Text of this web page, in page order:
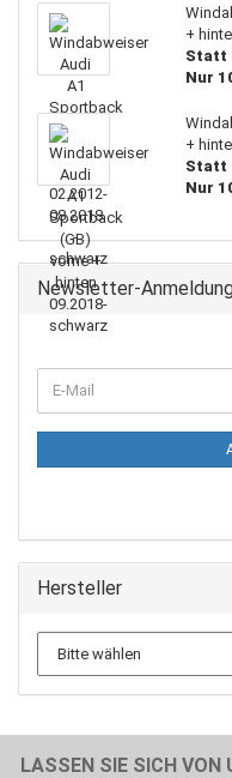
+
Statt
Nur
+
Statt
Nur
Newsletter-
ZUR
E-
Mail
Hersteller
LASSEN SIE SICH VON